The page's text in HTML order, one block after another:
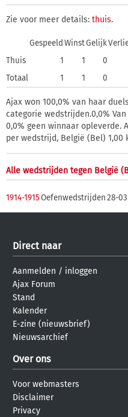
Zie voor meer details: thuis.
Gespeeld WinstGelijk
Thuis
1 1 0
Totaal
1 1 0
Ajax won 100,0% van haar
categorie wedstrijden.0,0%
0,0% geen winnaar opleverde.
per wedstrijd, België (Bel) 1,00
Alle wedstrijden tegen België
1914-1915Oefenwedstrijden28-
Direct naar
Aanmelden / inloggen
Ajax Forum
Stand
Kalender
E-zine (nieuwsbrief)
Nieuwsarchief
Over ons
Voor webmasters
Disclaimer
Privacy